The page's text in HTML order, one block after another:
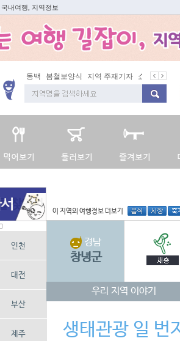
내여행, 지역정보
봄철보양식 지역 주재기자 쇼 미 더 트래블아이
인천
대전
부산
제주
이 지역의 여행정보 더보기
경남
창녕군
우리 지역 이야기
생태관광 일 번